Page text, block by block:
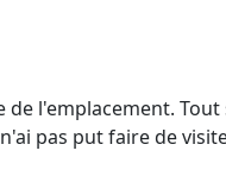
l'emplacement.
pas put faire de